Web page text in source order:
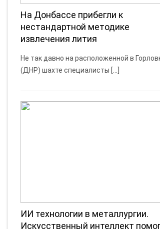
На Донбассе прибегли к
нестандартной методике
извлечения лития
Не так давно на расположенной в
(ДНР) шахте специалисты […]
ИИ технологии в металлургии.
Искусственный интеллект